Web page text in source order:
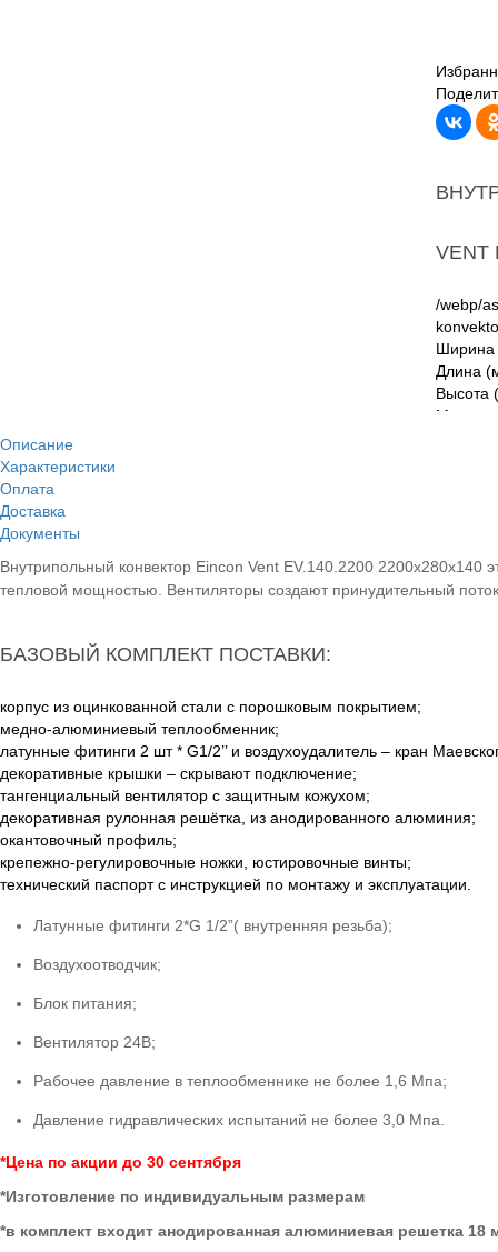
VENT
/webp/
Длина
Цена:
В
Описание
Характеристики
Оплата
Доставка
Документы
Внутрипольный конвектор Eincon Vent EV.140.2200 2200x280x140
тепловой мощностью. Вентиляторы создают принудительный
БАЗОВЫЙ КОМПЛЕКТ ПОСТАВКИ:
корпус из оцинкованной стали с порошковым покрытием;
медно-алюминиевый теплообменник;
латунные фитинги 2 шт * G1/2’’ и воздухоудалитель – кран
декоративные крышки – скрывают подключение;
тангенциальный вентилятор с защитным кожухом;
декоративная рулонная решётка, из анодированного алюминия;
окантовочный профиль;
крепежно-регулировочные ножки, юстировочные винты;
технический паспорт с инструкцией по монтажу и эксплуатации.
Латунные фитинги 2*G 1/2”( внутренняя резьба);
Воздухоотводчик;
Блок питания;
Вентилятор 24В;
Рабочее давление в теплообменнике не более 1,6 Мпа;
Давление гидравлических испытаний не более 3,0 Мпа.
*Цена по акции до 30 сентября
*Изготовление по индивидуальным размерам
*в комплект входит анодированная алюминиевая решетка 18